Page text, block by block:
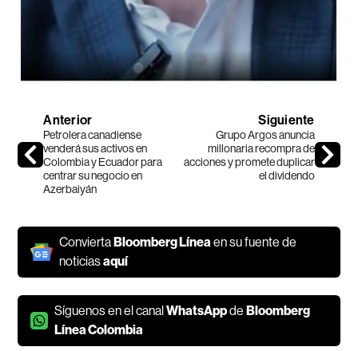
Anterior
Petrolera canadiense
venderá sus activos en
Colombia y Ecuador para
centrar su negocio en
Azerbaiyán
Siguiente
Grupo Argos anuncia
millonaria recompra de
acciones y promete duplicar
el dividendo
ConviertaBloomberg Líneaen su fuente de
noticiasaquí
Síguenos en el canalWhatsAppdeBloomberg
Línea Colombia